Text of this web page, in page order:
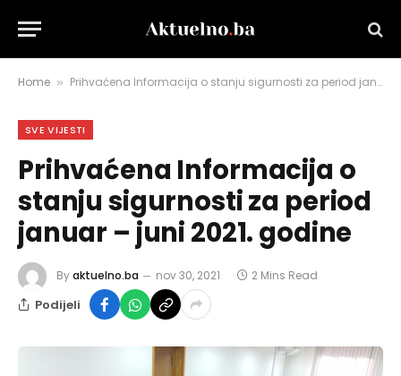
Home » Prihvaćena Informacija o stanju sigurnosti za period januar – juni 2021. godine
SVE VIJESTI
Prihvaćena Informacija o
stanju sigurnosti za period
januar – juni 2021. godine
Byaktuelno.ba nov 30, 2021 2 Mins Read
Podijeli